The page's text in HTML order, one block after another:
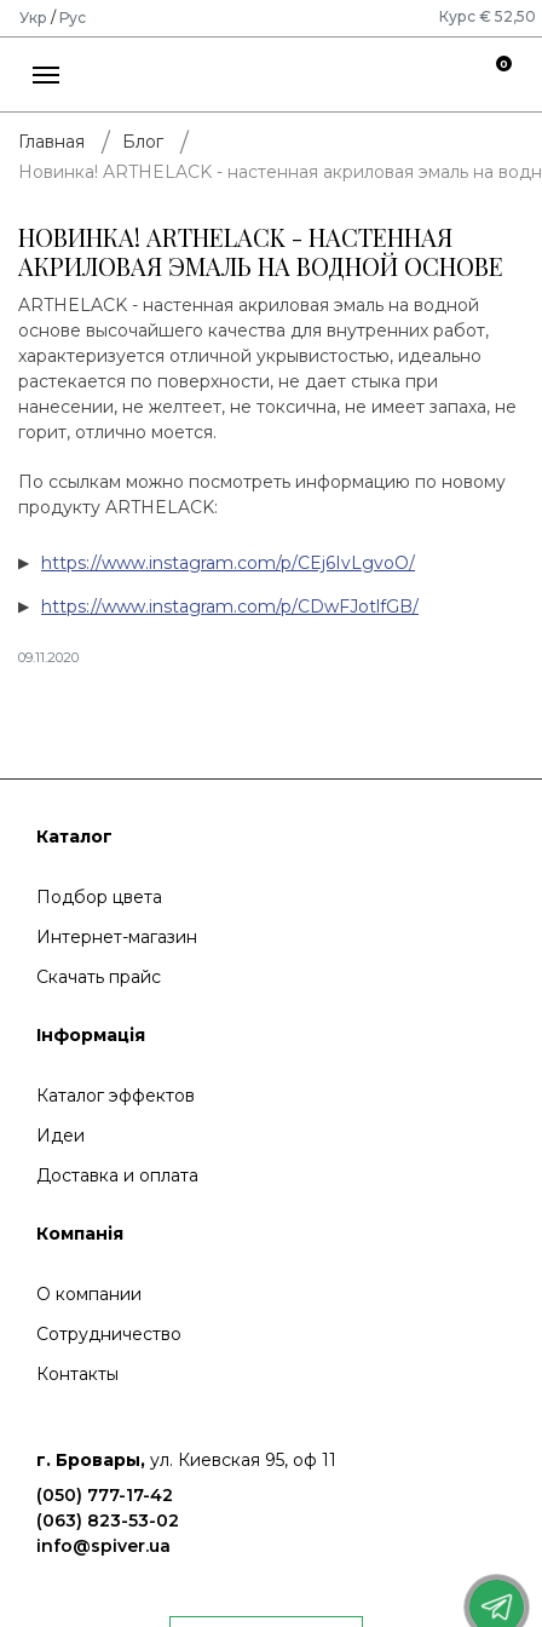
Укр / Рус Курс € 52,50
0
Главная
Блог
Новинка! ARTHELACK - настенная акриловая эмаль на
НОВИНКА! ARTHELACK - НАСТЕННАЯ
АКРИЛОВАЯ ЭМАЛЬ НА ВОДНОЙ ОСНОВЕ
ARTHELACK - настенная акриловая эмаль на водной
основе высочайшего качества для внутренних работ,
характеризуется отличной укрывистостью, идеально
растекается по поверхности, не дает стыка при
нанесении, не желтеет, не токсична, не имеет запаха, не
горит, отлично моется.
По ссылкам можно посмотреть информацию по новому
продукту ARTHELACK:
https://www.instagram.com/p/CEj6IvLgvoO/
https://www.instagram.com/p/CDwFJotlfGB/
09.11.2020
Каталог
Подбор цвета
Интернет-магазин
Скачать прайс
Інформація
Каталог эффектов
Идеи
Доставка и оплата
Компанія
О компании
Сотрудничество
Контакты
г. Бровары, ул. Киевская 95, оф 11
(050) 777-17-42
(063) 823-53-02
info@spiver.ua